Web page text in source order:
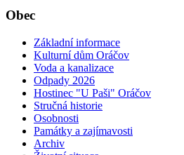
Obec
Základní informace
Kulturní dům Oráčov
Voda a kanalizace
Odpady 2026
Hostinec "U Paši" Oráčov
Stručná historie
Osobnosti
Památky a zajímavosti
Archiv